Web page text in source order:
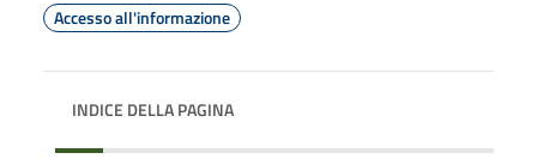
Accesso all'informazione
INDICE DELLA PAGINA